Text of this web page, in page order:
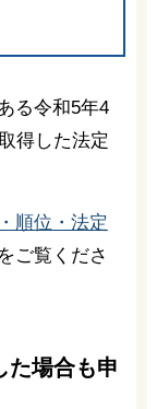
る令和5年4
得した法定
順位・法定
ご覧くださ
た場合も申